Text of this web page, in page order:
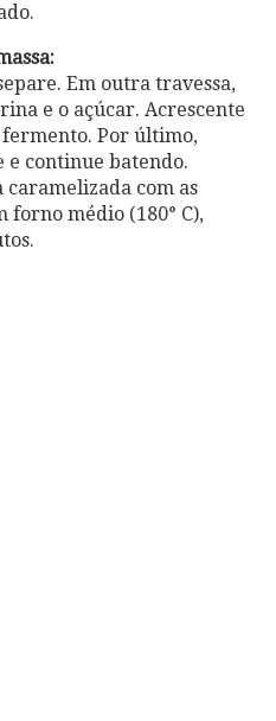
Em outra travessa,
e o açúcar. Acrescente
fermento. Por último,
e continue batendo.
caramelizada com as
forno médio (180° C),